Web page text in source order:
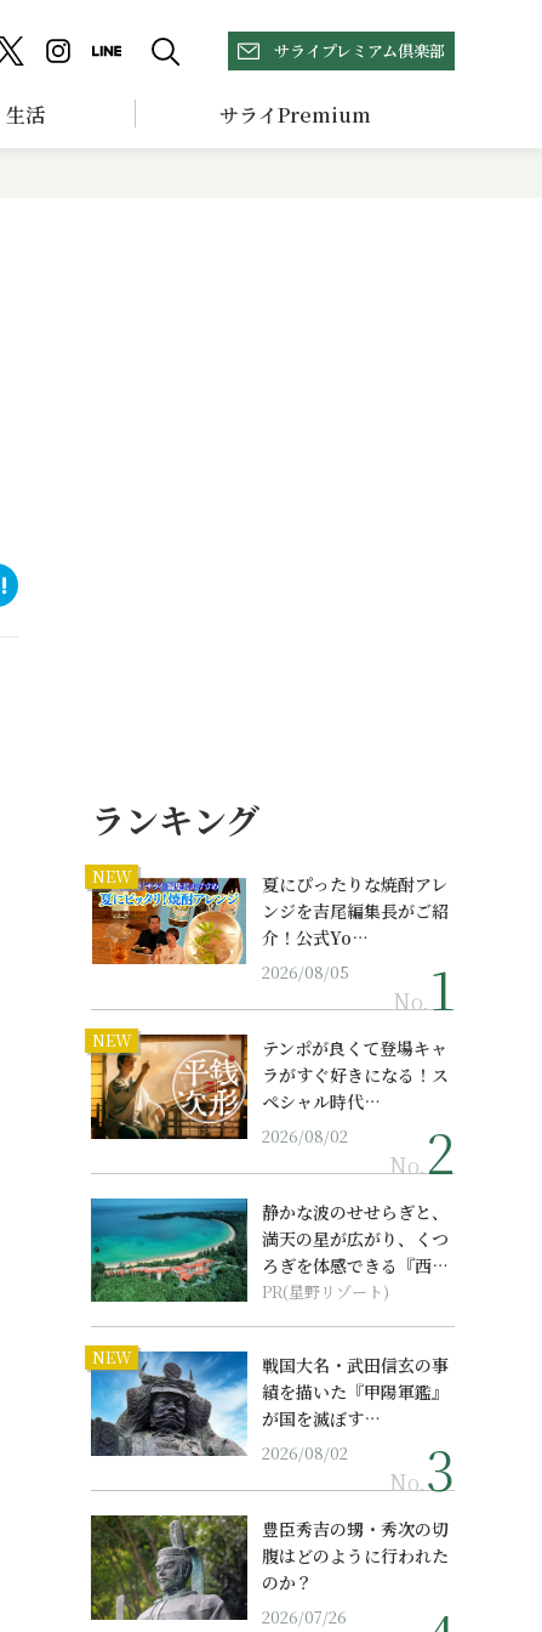
サライプレミアム倶楽部
生活 サライPremium
ランキング
NEW
夏にぴったりな焼酎アレ
ンジを吉尾編集長がご紹
介！公式Yo…
2026/08/05
No.
NEW
テンポが良くて登場キャ
ラがすぐ好きになる！ス
ペシャル時代…
2026/08/02
No.
静かな波のせせらぎと、
満天の星が広がり、くつ
ろぎを体感できる『西表
島ホテル by...
PR(星野リゾート)
NEW
戦国大名・武田信玄の事
績を描いた『甲陽軍鑑』
が国を滅ぼす…
2026/08/02
No.
豊臣秀吉の甥・秀次の切
腹はどのように行われた
のか？
2026/07/26